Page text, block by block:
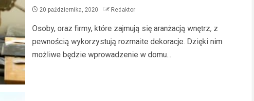
20 października, 2020 Redaktor
Osoby, oraz firmy, które zajmują się aranżacją wnętrz, z
pewnością wykorzystują rozmaite dekoracje. Dzięki nim
możliwe będzie wprowadzenie w domu...